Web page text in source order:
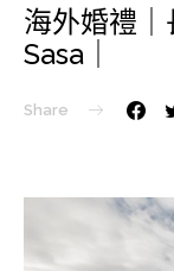
海外婚禮
Sasa｜
Share